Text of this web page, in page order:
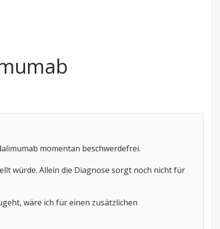
momentan beschwerdefrei.
würde. Allein die Diagnose sorgt noch nicht für
wäre ich für einen zusätzlichen